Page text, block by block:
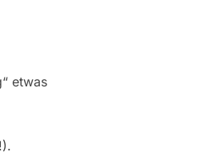
etwas